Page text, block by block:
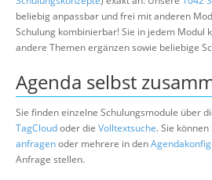
beliebig anpassbar und frei mit anderen
Schulung kombinierbar! Sie in jedem Modul
andere Themen ergänzen sowie beliebige
Agenda selbst
Sie finden einzelne Schulungsmodule über
TagCloudoder die Volltextsuche. Sie
anfragenoder mehrere in den
Anfrage stellen.